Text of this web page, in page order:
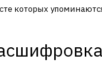
которых